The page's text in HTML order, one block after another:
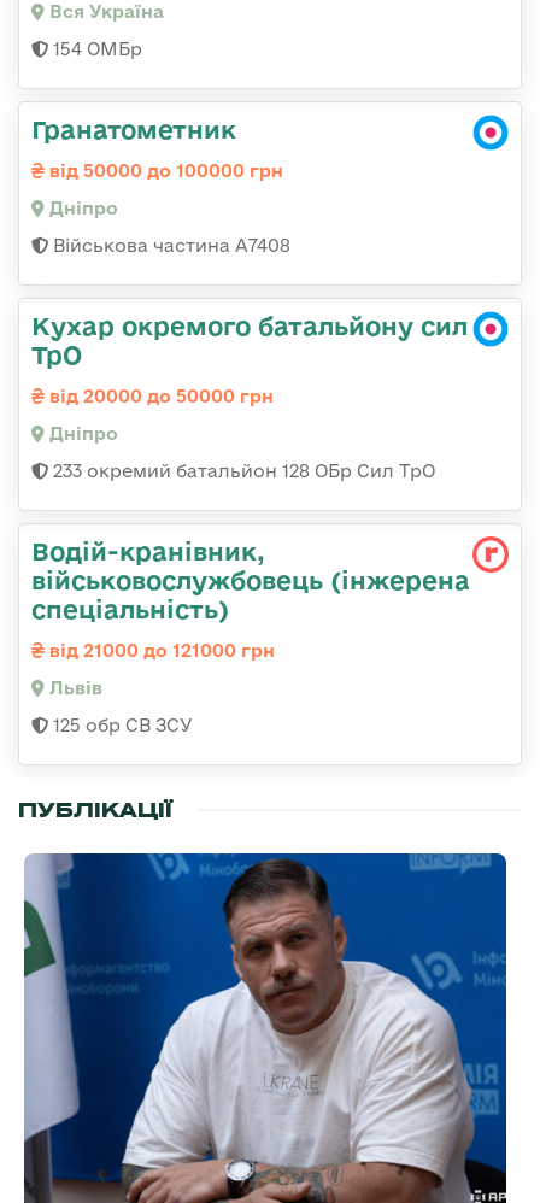
Вся Україна
154 ОМБр
Гранатометник
від 50000 до 100000 грн
Дніпро
Військова частина А7408
Кухар окремого батальйону сил
ТрО
від 20000 до 50000 грн
Дніпро
233 окремий батальйон 128 ОБр Сил ТрО
Водій-кранівник,
військовослужбовець (інжерена
спеціальність)
від 21000 до 121000 грн
Львів
125 обр СВ ЗСУ
ПУБЛІКАЦІЇ